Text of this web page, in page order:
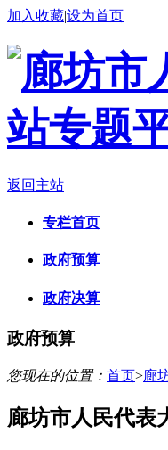
加入收藏|设为首页
返回主站
专栏首页
政府预算
政府决算
政府预算
您现在的位置： 首页>廊
廊坊市人民代表